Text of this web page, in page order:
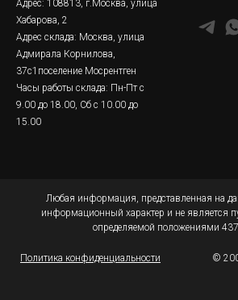
Адрес: 108813, г.Москва, улица
Хабарова, 2
Адрес склада: Москва, улица
Адмирала Корнилова,
37с1поселение Мосрентген
Часы работы склада: Пн-Пт с
9.00 до 18.00, Сб с 10.00 до
15.00
Любая информация, представленная на
информационный характер и не является
определяемой положениями
Политика конфиденциальности ©